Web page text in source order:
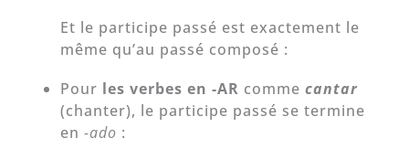
Et le participe passé est exactement le
même qu’au passé composé :
Pour les verbes en -AR comme cantar
(chanter), le participe passé se termine
en-ado :